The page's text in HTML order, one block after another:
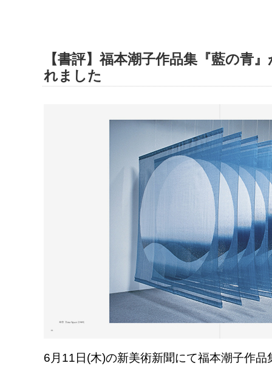
【書評】福本潮子作品集『藍の青
れました
6月11日(木)の新美術新聞にて福本潮子作